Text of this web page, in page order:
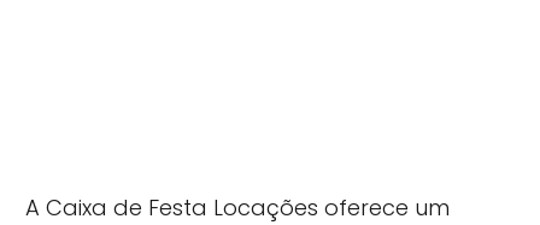
A Caixa de Festa Locações oferece um